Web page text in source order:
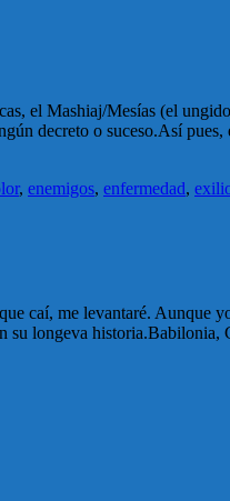
el Mashiaj/Mesías (el
decreto o suceso.Así
, enemigos, enfermedad,
caí, me levantaré.
su longeva